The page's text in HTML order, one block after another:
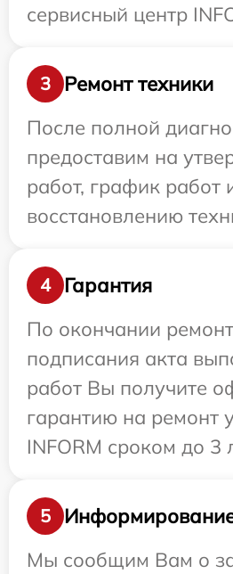
сервисный центр
3
Ремонт техники
После полной
предоставим на
работ, график работ
восстановлению
4
Гарантия
По окончании
подписания акта
работ Вы получите
гарантию на ремонт
INFORM сроком до 3
5
Информирование
Мы сообщим Вам о